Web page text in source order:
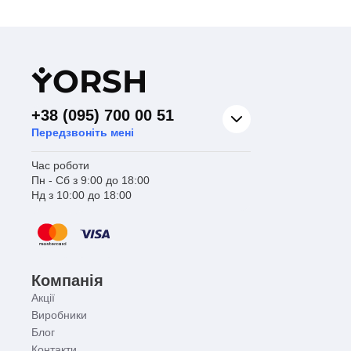
YORSH
+38 (095) 700 00 51
Передзвоніть мені
Час роботи
Пн - Сб з 9:00 до 18:00
Нд з 10:00 до 18:00
Компанія
Акції
Виробники
Блог